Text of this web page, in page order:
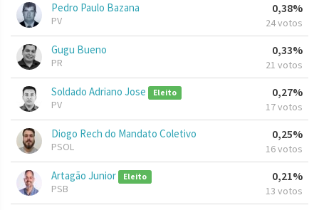
Pedro Paulo Bazana
PV
0,38%
24 votos
Gugu Bueno
PR
0,33%
21 votos
Soldado Adriano Jose Eleito
PV
0,27%
17 votos
Diogo Rech do Mandato Coletivo
PSOL
0,25%
16 votos
Artagão Junior Eleito
PSB
0,21%
13 votos